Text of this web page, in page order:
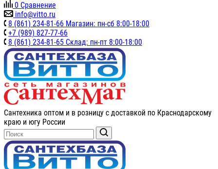
0 Сравнение
info@vitto.ru
8 (861) 234-81-66 Магазин: пн-сб 8:00-18:00
+7 (989) 827-77-66
8 (861) 234-81-65 Склад: пн-пт 8:00-18:00
Сантехника оптом и в розницу с доставкой по Краснодарскому
краю и югу России